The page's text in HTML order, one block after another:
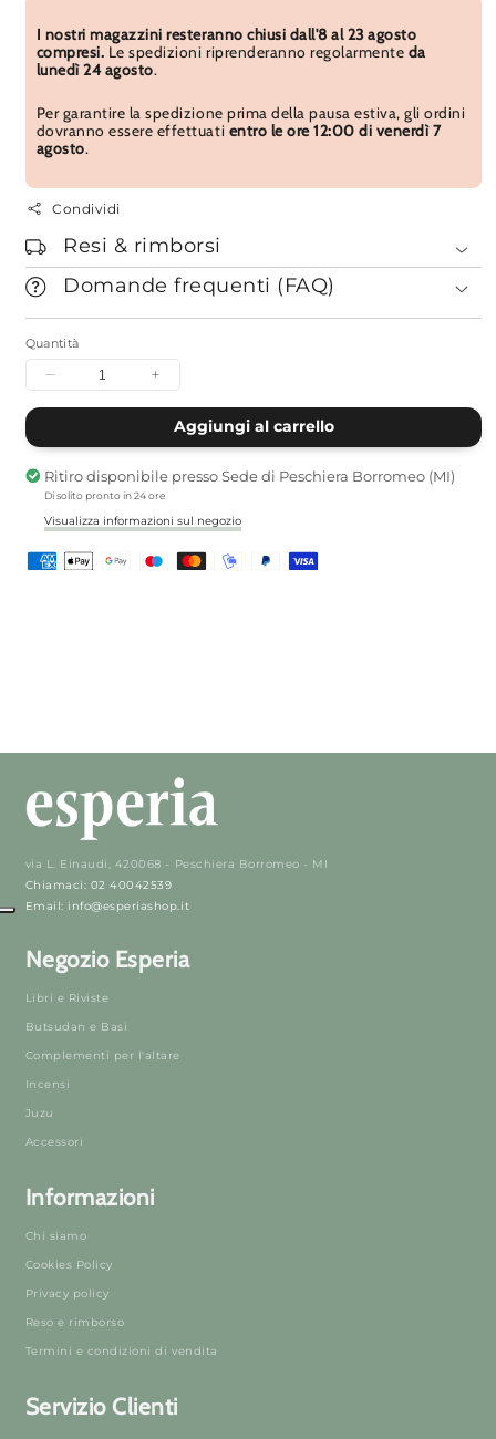
I nostri magazzini resteranno chiusi dall'8 al 23 agosto
compresi. Le spedizioni riprenderanno regolarmente da
lunedì 24 agosto.
Per garantire la spedizione prima della pausa estiva, gli ordini
dovranno essere effettuati entro le ore 12:00 di venerdì 7
agosto.
Condividi
Resi & rimborsi
Domande frequenti (FAQ)
Quantità
Diminuisci
Koh
Kyara
Aumenta
per
Koh
Kyara
Aggiungi al carrello
Ritiro disponibile presso Sede di Peschiera Borromeo (MI)
Di solito pronto in 24 ore
Visualizza informazioni sul negozio
via L. Einaudi, 420068 - Peschiera Borromeo - MI
Chiamaci: 02 40042539
Email: info@esperiashop.it
Negozio Esperia
Libri e Riviste
Butsudan e Basi
Complementi per l'altare
Incensi
Juzu
Accessori
Informazioni
Chi siamo
Cookies Policy
Privacy policy
Reso e rimborso
Termini e condizioni di vendita
Servizio Clienti